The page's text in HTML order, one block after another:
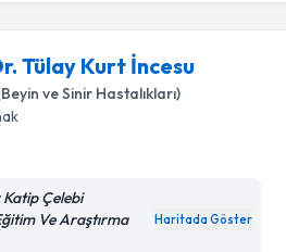
Tülay Kurt İncesu
ve Sinir Hastalıkları)
Katip Çelebi
Ve Araştırma
Haritada Göster